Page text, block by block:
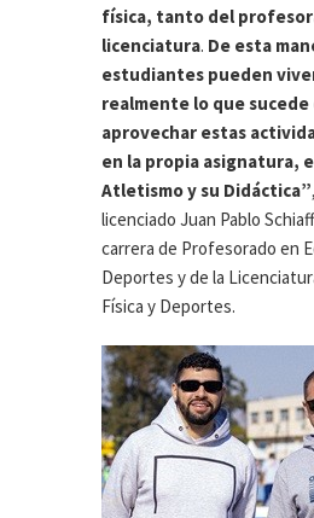
física, tanto del
licenciatura. De esta
estudiantes pueden
realmente lo que
aprovechar estas
en la propia asignatura,
Atletismo y su Didáctica”
licenciado Juan Pablo
carrera de Profesorado en
Deportes y de la
Física y Deportes.